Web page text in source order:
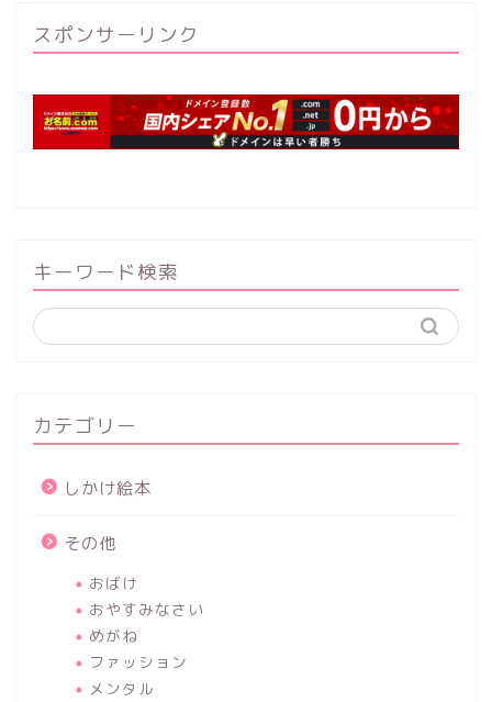
スポンサーリンク
キーワード検索
カテゴリー
しかけ絵本
その他
おばけ
おやすみなさい
めがね
ファッション
メンタル